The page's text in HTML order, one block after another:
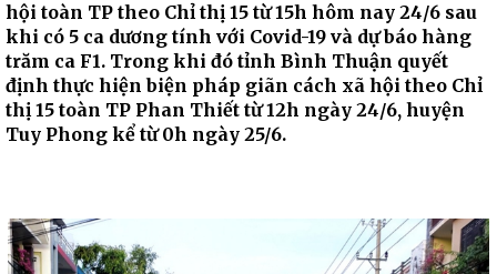
hội toàn TP theo Chỉ thị 15 từ 15h hôm nay 24/6 sau
khi có 5 ca dương tính với Covid-19 và dự báo hàng
trăm ca F1. Trong khi đó tỉnh Bình Thuận quyết
định thực hiện biện pháp giãn cách xã hội theo Chỉ
thị 15 toàn TP Phan Thiết từ 12h ngày 24/6, huyện
Tuy Phong kể từ 0h ngày 25/6.